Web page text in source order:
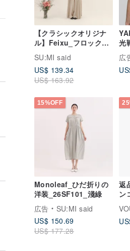
【クラシックオリジナ
ル】Feixu_フロックカ
ット波長ズボン
_CLB015_カーキ
SU:MI said
US$ 139.34
US$ 163.92
光
虎
広
15%OFF
Monoleaf_ひだ折りの
洋装_26SF101_淺綠
広告
SU:MI said
US$ 150.69
US$ 177.28
返
ン